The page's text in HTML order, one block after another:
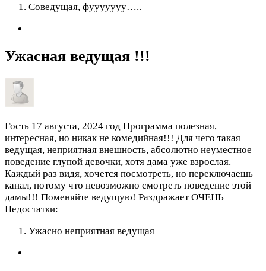
Соведущая, фууууууу…..
Ужасная ведущая !!!
Гость 17 августа, 2024 год Программа полезная,
интересная, но никак не комедийная!!! Для чего такая
ведущая, неприятная внешность, абсолютно неуместное
поведение глупой девочки, хотя дама уже взрослая.
Каждый раз видя, хочется посмотреть, но переключаешь
канал, потому что невозможно смотреть поведение этой
дамы!!! Поменяйте ведущую! Раздражает ОЧЕНЬ
Недостатки:
Ужасно неприятная ведущая